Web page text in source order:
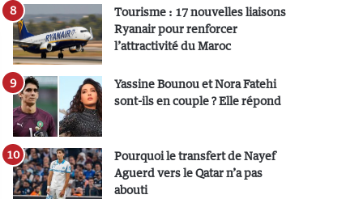
Tourisme : 17 nouvelles liaisons
Ryanair pour renforcer
l’attractivité du Maroc
Yassine Bounou et Nora Fatehi
sont-ils en couple ? Elle répond
Pourquoi le transfert de Nayef
Aguerd vers le Qatar n’a pas
abouti